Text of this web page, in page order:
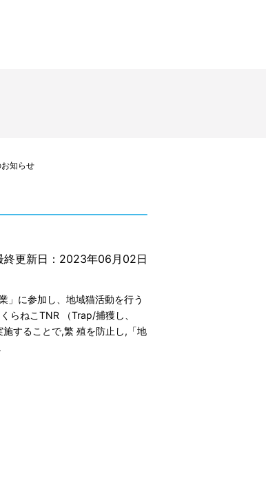
知らせ
終更新日：2023年06月02日
」に参加し、地域猫活動を行う
らねこTNR （Trap/捕獲し、
することで,繁 殖を防止し,「地